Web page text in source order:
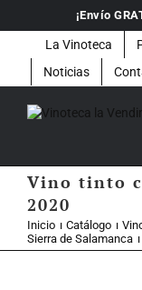
contenido
¡Envío
La Vinoteca
Noticias
Vino tinto
2020
Inicio Catálogo
Sierra de Salamanca